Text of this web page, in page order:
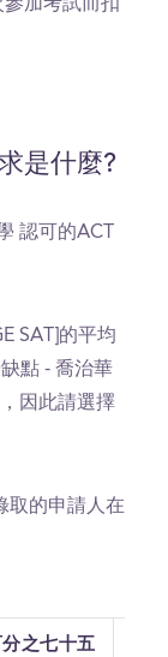
加考試而扣
是什麼?
認可的ACT
SAT]的平均
點 - 喬治華
因此請選擇
取的申請人在
之七十五